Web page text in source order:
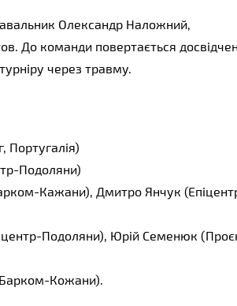
Олександр Наложний,
До команди повертається
через травму.
Португалія)
Подоляни)
Кажани), Дмитро Янчук
Подоляни), Юрій Семенюк
Кожани).